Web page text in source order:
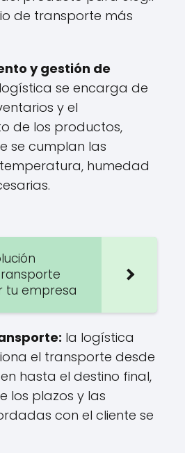
de transporte más
y gestión de
se encarga de
y el
de los productos,
se cumplan las
humedad
tu empresa
la logística
el transporte desde
hasta el destino final,
los plazos y las
con el cliente se